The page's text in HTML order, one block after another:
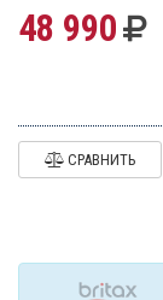
48 990
СРАВНИТЬ